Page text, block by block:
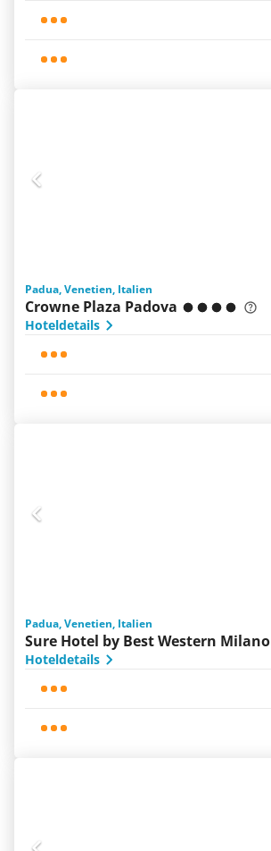
Padua, Venetien, Italien
Crowne Plaza Padova
Hoteldetails
Padua, Venetien, Italien
Sure Hotel by Best Western Milano
Hoteldetails